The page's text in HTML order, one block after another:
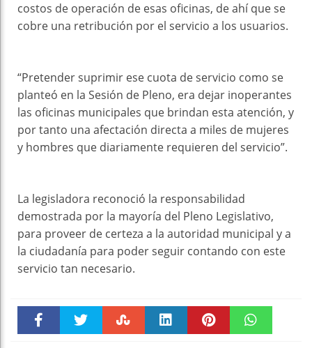
costos de operación de esas oficinas, de ahí que se
cobre una retribución por el servicio a los usuarios.
“Pretender suprimir ese cuota de servicio como se
planteó en la Sesión de Pleno, era dejar inoperantes
las oficinas municipales que brindan esta atención, y
por tanto una afectación directa a miles de mujeres
y hombres que diariamente requieren del servicio”.
La legisladora reconoció la responsabilidad
demostrada por la mayoría del Pleno Legislativo,
para proveer de certeza a la autoridad municipal y a
la ciudadanía para poder seguir contando con este
servicio tan necesario.